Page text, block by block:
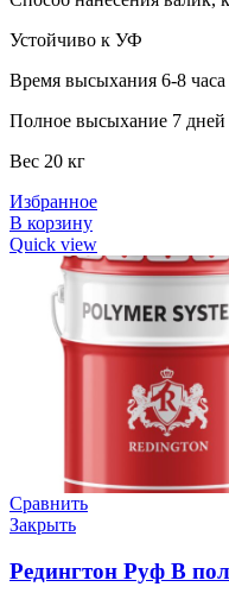
Устойчиво к УФ
Время высыхания 6-8 часа
Полное высыхание 7 дней
Вес 20 кг
Избранное
В корзину
Quick view
Сравнить
Закрыть
Редингтон Руф В